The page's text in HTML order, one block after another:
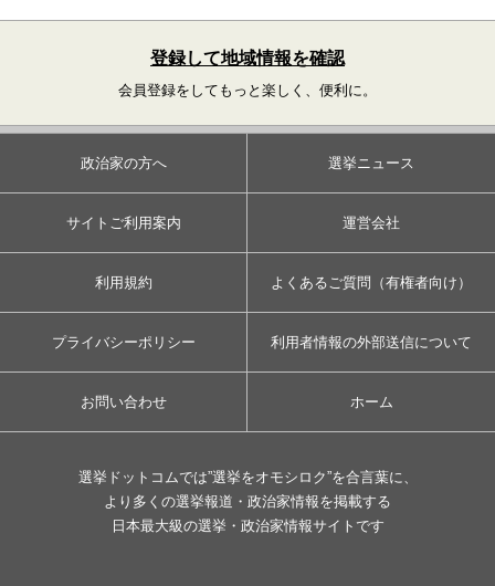
登録して地域情報を確認
会員登録をしてもっと楽しく、便利に。
政治家の方へ 選挙ニュース
サイトご利用案内 運営会社
利用規約 よくあるご質問（有権者向け）
プライバシーポリシー 利用者情報の外部送信について
お問い合わせ ホーム
選挙ドットコムでは”選挙をオモシロク”を合言葉に、
より多くの選挙報道・政治家情報を掲載する
日本最大級の選挙・政治家情報サイトです